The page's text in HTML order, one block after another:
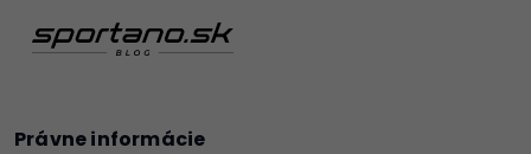
Právne informácie